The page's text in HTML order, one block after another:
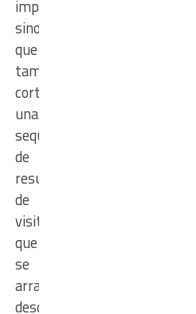
importantes,
sino
que
también
cortó
una
sequía
de
resultados
de
visitante
que
se
arrastraba
desde